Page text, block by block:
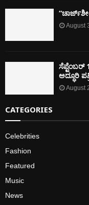
August
ಸೆಪ್ಟೆಂಬರ್
ಅದ್ಧೂರಿ
August
CATEGORIES
Celebrities
Fashion
Featured
Music
News